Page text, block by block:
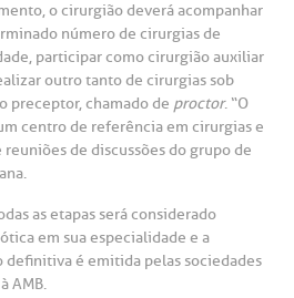
o cirurgião deverá acompanhar
número de cirurgias de
participar como cirurgião auxiliar
outro tanto de cirurgias sob
preceptor, chamado de proctor. “O
centro de referência em cirurgias e
de discussões do grupo de
as etapas será considerado
em sua especialidade e a
é emitida pelas sociedades
AMB.